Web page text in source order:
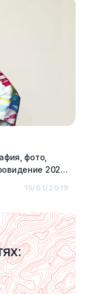
фото,
2023
15/01/2019